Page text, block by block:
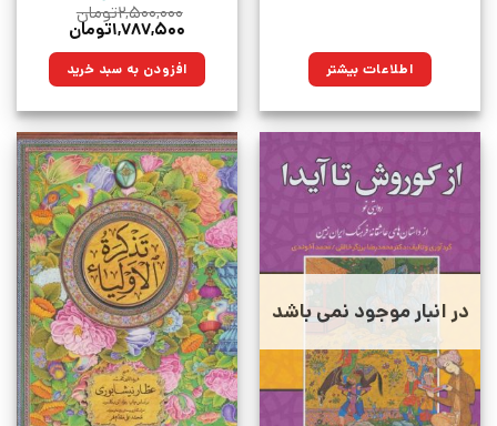
اطلاعات بیشتر
۲,۵۰۰,۰۰۰تومان
قیمت
۲,۵۰۰,۰۰۰تومان
بود.
۱,۷۸۷,۵۰۰تومان
۱,۷۸۷,۵۰۰تومان. افزودن به سبد خرید
در انبار موجود نمی باشد